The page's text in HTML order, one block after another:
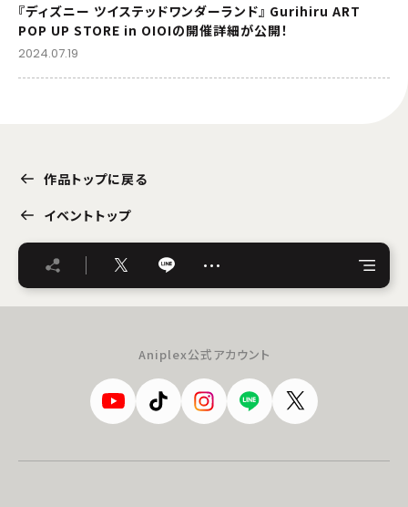
『ディズニー ツイステッドワンダーランド』 Gurihiru ART
POP UP STORE in OIOIの開催詳細が公開！
2024.07.19
作品トップに戻る
イベントトップ
…
Aniplex公式アカウント